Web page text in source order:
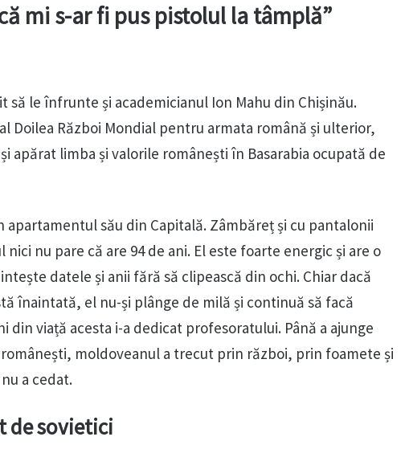
mi s-ar fi pus pistolul la tâmplă”
să le înfrunte și academicianul Ion Mahu din Chișinău.
Doilea Război Mondial pentru armata română și ulterior,
apărat limba și valorile românești în Basarabia ocupată de
apartamentul său din Capitală. Zâmbăreț și cu pantalonii
nu pare că are 94 de ani. El este foarte energic și are o
datele și anii fără să clipească din ochi. Chiar dacă
înaintată, el nu-și plânge de milă și continuă să facă
din viață acesta i-a dedicat profesoratului. Până a ajunge
moldoveanul a trecut prin război, prin foamete și
a cedat.
de sovietici